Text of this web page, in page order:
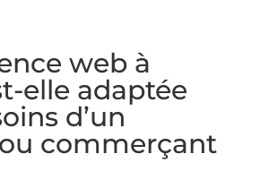
web à
elle adaptée
d’un
commerçant